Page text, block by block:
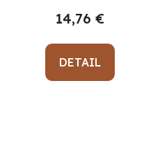
14,76 €
DETAIL